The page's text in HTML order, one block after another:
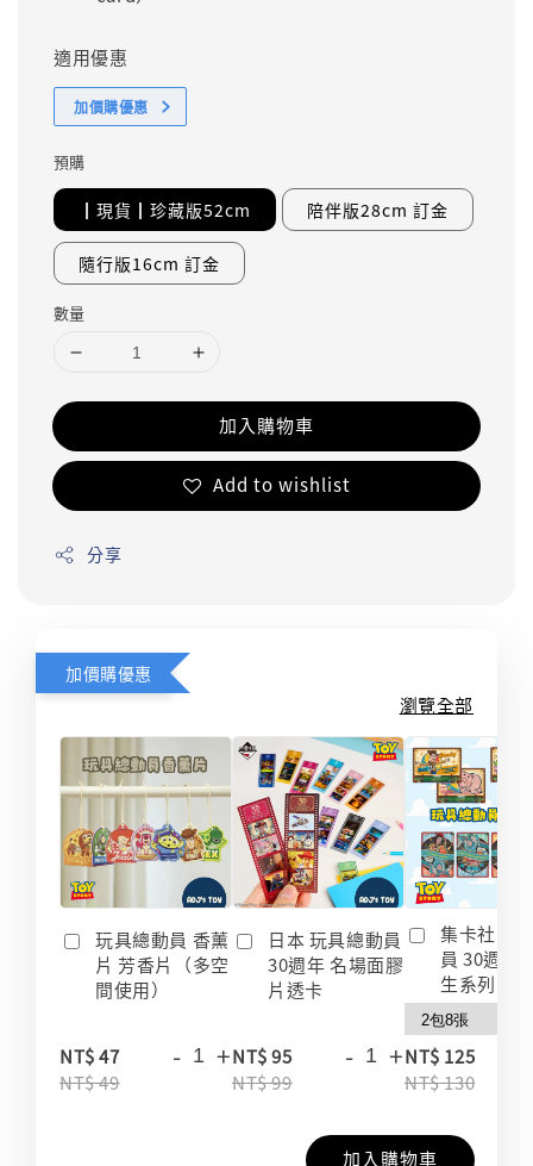
適用優惠
加價購優惠
預購
┃現貨┃珍藏版52cm 陪伴版28cm 訂金
隨行版16cm 訂金
數量
加入購物車
Add to wishlist
分享
加價購優惠
瀏覽全部
玩具總動員 香薰
片 芳香片（多空
間使用）
NT$ 47
NT$ 49
- +
日本 玩具總動員
30週年 名場面膠
片透卡
NT$ 95
NT$ 99
- +
集卡社 玩
員 30週年
生系列 收
NT$ 125
NT$ 130
加入購物車